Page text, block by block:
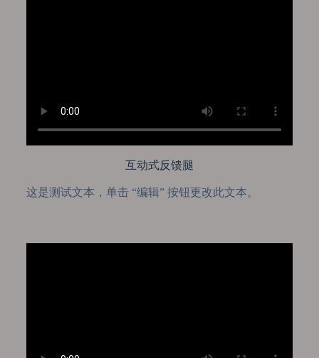
互动式反馈腿
这是测试文本，单击 “编辑” 按钮更改此文本。